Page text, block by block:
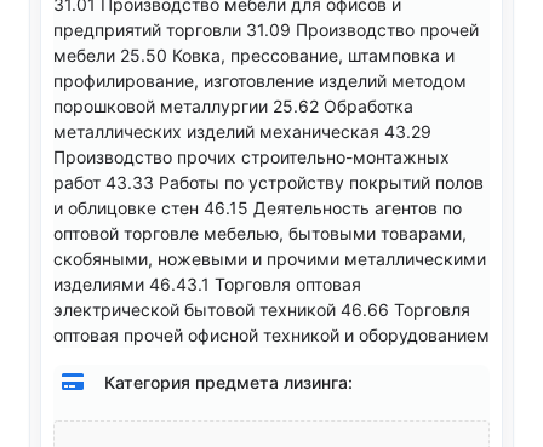
31.01 Производство мебели для офисов и
предприятий торговли 31.09 Производство прочей
мебели 25.50 Ковка, прессование, штамповка и
профилирование, изготовление изделий методом
порошковой металлургии 25.62 Обработка
металлических изделий механическая 43.29
Производство прочих строительно-монтажных
работ 43.33 Работы по устройству покрытий полов
и облицовке стен 46.15 Деятельность агентов по
оптовой торговле мебелью, бытовыми товарами,
скобяными, ножевыми и прочими металлическими
изделиями 46.43.1 Торговля оптовая
электрической бытовой техникой 46.66 Торговля
оптовая прочей офисной техникой и оборудованием
Категория предмета лизинга: